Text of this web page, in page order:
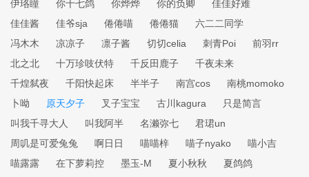
伊珞瞳
你十七鸽 你烨烨 你的负卿
佳佳好难
佳佳酱
佳爷sja 倦倦喵 倦倦猫
六二二同学
冯木木
凉凉子 凛子酱 切切celia 刺青Poi
前羽rr
北之北
十万珍吱伏特 千反田鹿子
千夜未来
千煌弑夜
千阳快起床 半半子 南宫cos
南桃momoko
卜呦
原天夕子 叉子宝宝 古川kagura
只是简言
叫我千寻大人
叫我阿半 名濑弥七
君珺un
周叽是可爱兔兔
啊日日 喵喵梓 喵子nyako
喵小吉
喵露露
在下萝莉控 墨玉-M 夏小秋秋
夏鸽鸽